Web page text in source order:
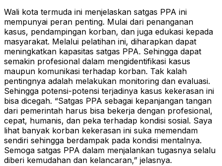
Wali kota termuda ini menjelaskan satgas PPA ini
mempunyai peran penting. Mulai dari penanganan
kasus, pendampingan korban, dan juga edukasi kepada
masyarakat. Melalui pelatihan ini, diharapkan dapat
meningkatkan kapasitas satgas PPA. Sehingga dapat
semakin profesional dalam mengidentifikasi kasus
maupun komunikasi terhadap korban. Tak kalah
pentingnya adalah melakukan monitoring dan evaluasi.
Sehingga potensi-potensi terjadinya kasus kekerasan ini
bisa dicegah. “Satgas PPA sebagai kepanjangan tangan
dari pemerintah harus bisa bekerja dengan profesional,
cepat, humanis, dan peka terhadap kondisi sosial. Saya
lihat banyak korban kekerasan ini suka memendam
sendiri sehingga berdampak pada kondisi mentalnya.
Semoga satgas PPA dalam menjalankan tugasnya selalu
diberi kemudahan dan kelancaran,” jelasnya.